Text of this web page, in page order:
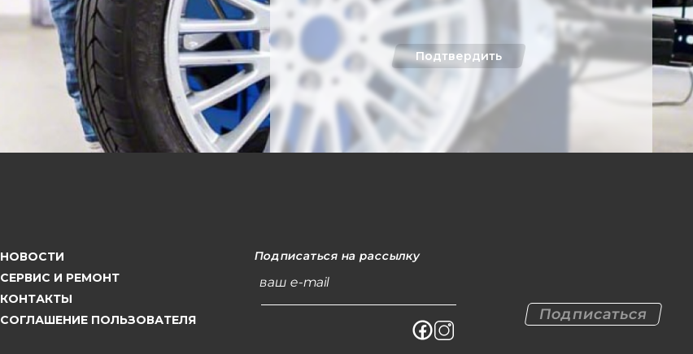
Подтвердить
НОВОСТИ
СЕРВИС И РЕМОНТ
КОНТАКТЫ
СОГЛАШЕНИЕ ПОЛЬЗОВАТЕЛЯ
Подписаться на рассылку
ваш e-mail
Подписаться